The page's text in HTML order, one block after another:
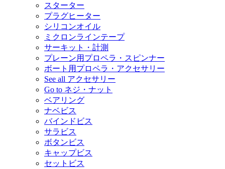
スターター
プラグヒーター
シリコンオイル
ミクロンラインテープ
サーキット・計測
プレーン用プロペラ・スピンナー
ボート用プロペラ・アクセサリー
See all アクセサリー
Go to ネジ・ナット
ベアリング
ナベビス
バインドビス
サラビス
ボタンビス
キャップビス
セットビス